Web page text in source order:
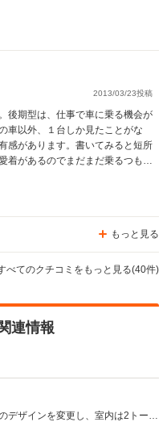
2013/03/23投稿
後期型は、仕事で車に乗る機会が
車以外、１台しか見たことがな
感があります。書いてみると短所
着があるのでまだまだ乗るつもり
もっと見る
べてのクチコミをもっと見る(40件)
連情報
フロントグリル、ヘッドライト、バンパーのデザインを変更し、室内は2トーンカラー化。4WDシステムをスーパーセレクト式からセンターデフ付きフルタイム式に変更している。(1999.6)